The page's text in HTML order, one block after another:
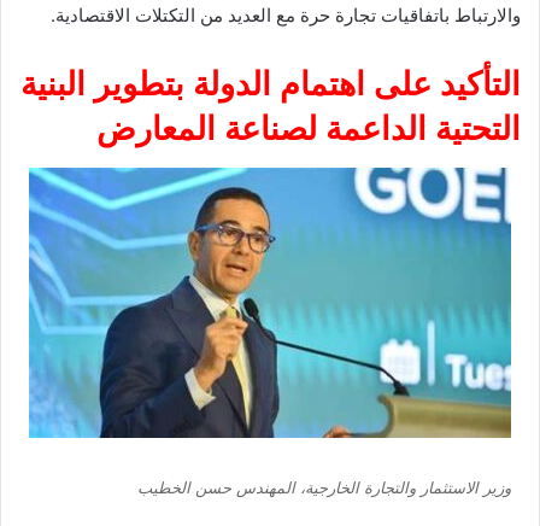
والارتباط باتفاقيات تجارة حرة مع العديد من التكتلات الاقتصادية.
التأكيد على اهتمام الدولة بتطوير البنية
التحتية الداعمة لصناعة المعارض
وزير الاستثمار والتجارة الخارجية، المهندس حسن الخطيب